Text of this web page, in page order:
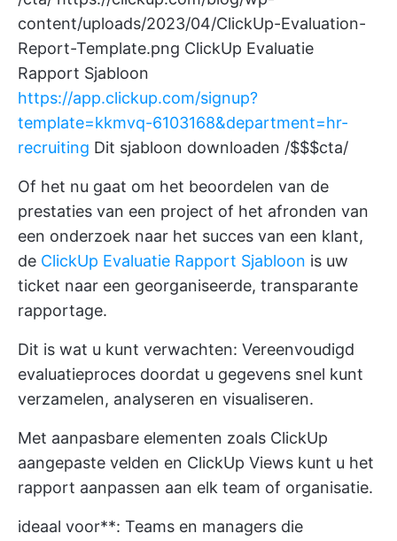
content/uploads/2023/04/ClickUp-Evaluation-
Report-Template.png ClickUp Evaluatie
Rapport Sjabloon
https://app.clickup.com/signup?
template=kkmvq-6103168&department=hr-
recruiting Dit sjabloon downloaden /$$$cta/
Of het nu gaat om het beoordelen van de
prestaties van een project of het afronden van
een onderzoek naar het succes van een klant,
de ClickUp Evaluatie Rapport Sjabloon is uw
ticket naar een georganiseerde, transparante
rapportage.
Dit is wat u kunt verwachten: Vereenvoudigd
evaluatieproces doordat u gegevens snel kunt
verzamelen, analyseren en visualiseren.
Met aanpasbare elementen zoals ClickUp
aangepaste velden en ClickUp Views kunt u het
rapport aanpassen aan elk team of organisatie.
ideaal voor**: Teams en managers die